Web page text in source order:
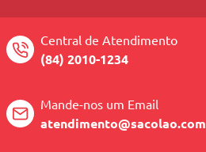
Central de Atendimento
(84) 2010-1234
Mande-nos um Email
atendimento@sacolao.com